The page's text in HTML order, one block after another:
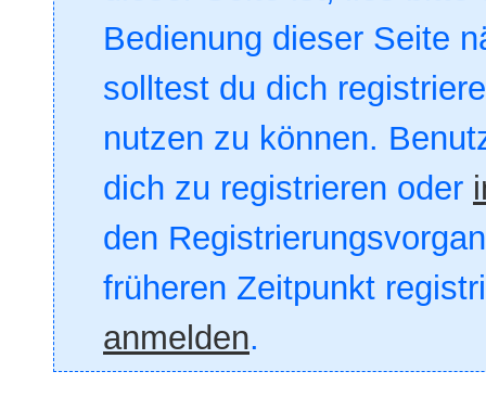
Bedienung dieser Seite
solltest du dich
nutzen zu können.
dich zu registrieren oder
den
früheren Zeitpunkt
anmelden.